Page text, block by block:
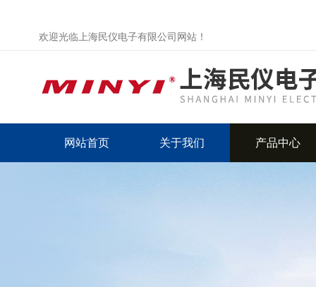
欢迎光临上海民仪电子有限公司网站！
网站首页 关于我们 产品中心